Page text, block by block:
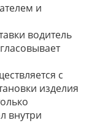
и
водитель
с
изделия
внутри